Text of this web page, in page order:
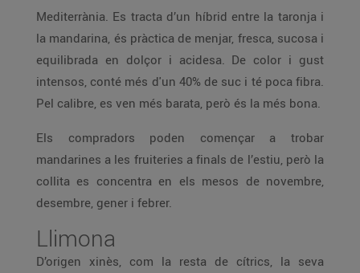
Mediterrània. Es tracta d’un híbrid entre la taronja i
la mandarina, és pràctica de menjar, fresca, sucosa i
equilibrada en dolçor i acidesa. De color i gust
intensos, conté més d'un 40% de suc i té poca fibra.
Pel calibre, es ven més barata, però és la més bona.
Els compradors poden començar a trobar
mandarines a les fruiteries a finals de l’estiu, però la
collita es concentra en els mesos de novembre,
desembre, gener i febrer.
Llimona
D’origen xinès, com la resta de cítrics, la seva